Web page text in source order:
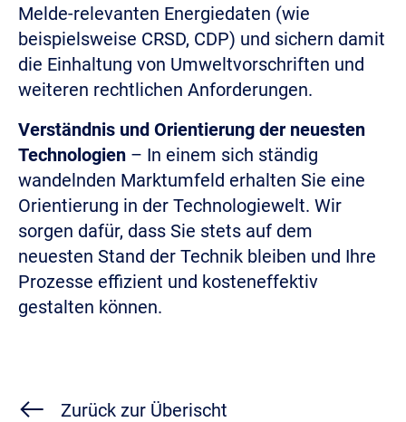
Melde-relevanten Energiedaten (wie
beispielsweise CRSD, CDP) und sichern damit
die Einhaltung von Umweltvorschriften und
weiteren rechtlichen Anforderungen.
Verständnis und Orientierung der neuesten
Technologien – In einem sich ständig
wandelnden Marktumfeld erhalten Sie eine
Orientierung in der Technologiewelt. Wir
sorgen dafür, dass Sie stets auf dem
neuesten Stand der Technik bleiben und Ihre
Prozesse effizient und kosteneffektiv
gestalten können.
Zurück zur Überischt